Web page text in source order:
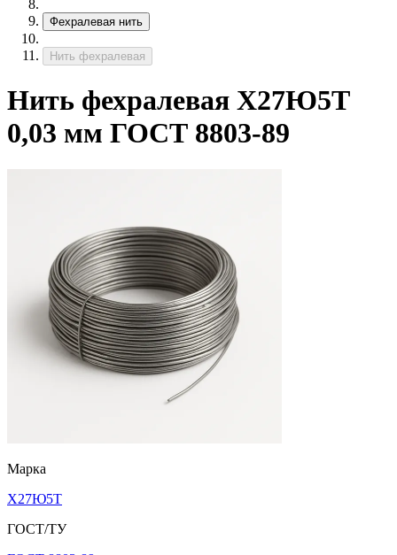
Фехралевая нить
Нить фехралевая
Нить фехралевая Х27Ю5Т
0,03 мм ГОСТ 8803-89
Марка
Х27Ю5Т
ГОСТ/ТУ